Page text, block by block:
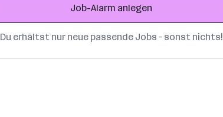
Job-Alarm anlegen
Du erhältst nur neue passende Jobs – sonst nichts!